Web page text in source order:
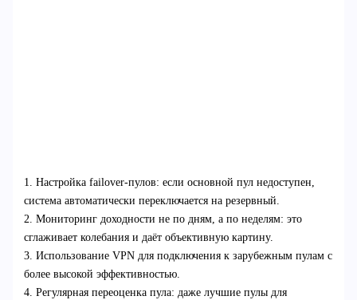
1. Настройка failover-пулов: если основной пул недоступен,
система автоматически переключается на резервный.
2. Мониторинг доходности не по дням, а по неделям: это
сглаживает колебания и даёт объективную картину.
3. Использование VPN для подключения к зарубежным пулам с
более высокой эффективностью.
4. Регулярная переоценка пула: даже лучшие пулы для